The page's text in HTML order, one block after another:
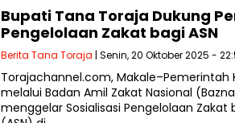
Bupati Tana Toraja Dukung
Pengelolaan Zakat bagi ASN
Berita Tana Toraja | Senin, 20 Oktober 2025 -
Torajachannel.com, Makale–Pemerintah
melalui Badan Amil Zakat Nasional
menggelar Sosialisasi Pengelolaan Zakat